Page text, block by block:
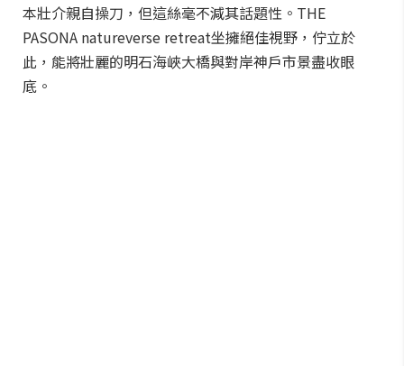
本壯介親自操刀，但這絲毫不減其話題性。THE
PASONA natureverse retreat坐擁絕佳視野，佇立於
此，能將壯麗的明石海峽大橋與對岸神戶市景盡收眼
底。